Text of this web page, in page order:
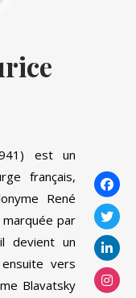
est un
français,
René
par
devient un
vers
Blavatsky